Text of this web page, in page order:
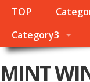
TOP
Category3
MINT